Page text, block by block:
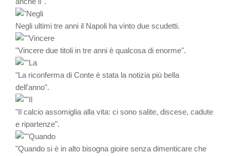
Negli ultimi tre anni il Napoli ha vinto due scudetti.
"Vincere due titoli in tre anni è qualcosa di enorme".
"La riconferma di Conte è stata la notizia più bella
dell'anno".
"Il calcio assomiglia alla vita: ci sono salite, discese, cadute
e ripartenze".
"Quando si è in alto bisogna gioire senza dimenticare che